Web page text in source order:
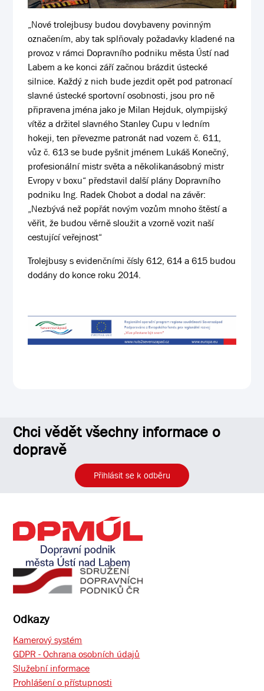
„Nové trolejbusy budou dovybaveny povinným
označením, aby tak splňovaly požadavky kladené na
provoz v rámci Dopravního podniku města Ústí nad
Labem a ke konci září začnou brázdit ústecké
silnice. Každý z nich bude jezdit opět pod patronací
slavné ústecké sportovní osobnosti, jsou pro ně
připravena jména jako je Milan Hejduk, olympijský
vítěz a držitel slavného Stanley Cupu v ledním
hokeji, ten převezme patronát nad vozem č. 611,
vůz č. 613 se bude pyšnit jménem Lukáš Konečný,
profesionální mistr světa a několikanásobný mistr
Evropy v boxu“ představil další plány Dopravního
podniku Ing. Radek Chobot a dodal na závěr:
„Nezbývá než popřát novým vozům mnoho štěstí a
věřit, že budou věrně sloužit a vzorně vozit naší
cestující veřejnost“
Trolejbusy s evidenčními čísly 612, 614 a 615 budou
dodány do konce roku 2014.
Chci vědět všechny informace o
dopravě
Přihlásit se k odběru
Odkazy
Kamerový systém
GDPR - Ochrana osobních údajů
Služební informace
Prohlášení o přístupnosti